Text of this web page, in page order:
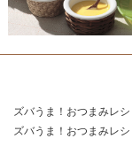
ズバうま！おつまみレ
ズバうま！おつまみレ